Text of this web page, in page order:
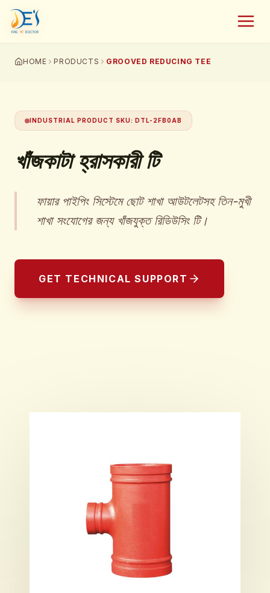
HOME PRODUCTS GROOVED REDUCING TEE
INDUSTRIAL PRODUCT SKU: DTL-2FB0AB
খাঁজকাটা হ্রাসকারী টি
ফায়ার পাইপিং সিস্টেমে ছোট শাখা আউটলেটসহ তিন-মুখী
শাখা সংযোগের জন্য খাঁজযুক্ত রিডিউসিং টি।
GET TECHNICAL SUPPORT